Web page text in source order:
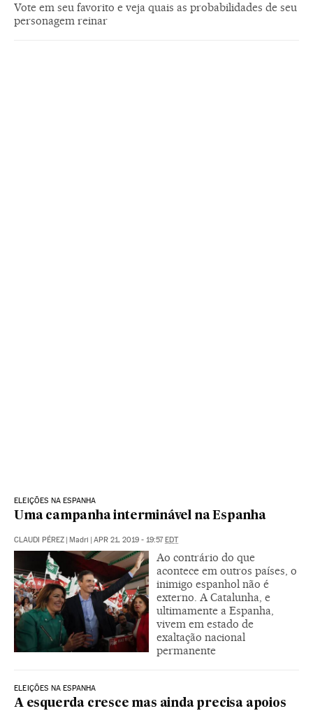
Vote em seu favorito e veja quais as probabilidades de seu
personagem reinar
ELEIÇÕES NA ESPANHA
Uma campanha interminável na Espanha
CLAUDI PÉREZ Madri APR 21, 2019 - 19:57 EDT
Ao contrário do que
acontece em outros países, o
inimigo espanhol não é
externo. A Catalunha, e
ultimamente a Espanha,
vivem em estado de
exaltação nacional
permanente
ELEIÇÕES NA ESPANHA
A esquerda cresce mas ainda precisa apoios